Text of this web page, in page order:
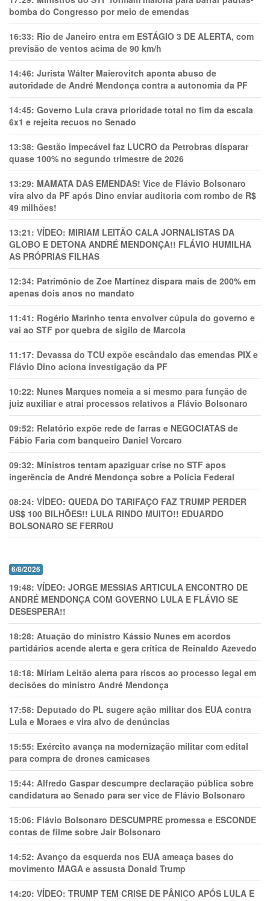
bomba do Congresso por meio de emendas
16:33: Rio de Janeiro entra em ESTÁGIO 3 DE ALERTA, com
previsão de ventos acima de 90 km/h
14:46: Jurista Wálter Maierovitch aponta abuso de
autoridade de André Mendonça contra a autonomia da PF
14:45: Governo Lula crava prioridade total no fim da escala
6x1 e rejeita recuos no Senado
13:38: Gestão impecável faz LUCRO da Petrobras disparar
quase 100% no segundo trimestre de 2026
13:29: MAMATA DAS EMENDAS! Vice de Flávio Bolsonaro
vira alvo da PF após Dino enviar auditoria com rombo de R$
49 milhões!
13:21: VÍDEO: MIRIAM LEITÃO CALA JORNALISTAS DA
GLOBO E DETONA ANDRÉ MENDONÇA!! FLÁVIO HUMILHA
AS PRÓPRIAS FILHAS
12:34: Patrimônio de Zoe Martínez dispara mais de 200% em
apenas dois anos no mandato
11:41: Rogério Marinho tenta envolver cúpula do governo e
vai ao STF por quebra de sigilo de Marcola
11:17: Devassa do TCU expõe escândalo das emendas PIX e
Flávio Dino aciona investigação da PF
10:22: Nunes Marques nomeia a si mesmo para função de
juiz auxiliar e atrai processos relativos a Flávio Bolsonaro
09:52: Relatório expõe rede de farras e NEGOCIATAS de
Fábio Faria com banqueiro Daniel Vorcaro
09:32: Ministros tentam apaziguar crise no STF apos
ingerência de André Mendonça sobre a Polícia Federal
08:24: VÍDEO: QUEDA DO TARIFAÇO FAZ TRUMP PERDER
US$ 100 BILHÕES!! LULA RINDO MUITO!! EDUARDO
BOLSONARO SE FERR0U
6/8/2026
19:48: VÍDEO: JORGE MESSIAS ARTICULA ENCONTRO DE
ANDRÉ MENDONÇA COM GOVERNO LULA E FLÁVIO SE
DESESPERA!!
18:28: Atuação do ministro Kássio Nunes em acordos
partidários acende alerta e gera crítica de Reinaldo Azevedo
18:18: Míriam Leitão alerta para riscos ao processo legal em
decisões do ministro André Mendonça
17:58: Deputado do PL sugere ação militar dos EUA contra
Lula e Moraes e vira alvo de denúncias
15:55: Exército avança na modernização militar com edital
para compra de drones camicases
15:44: Alfredo Gaspar descumpre declaração pública sobre
candidatura ao Senado para ser vice de Flávio Bolsonaro
15:06: Flávio Bolsonaro DESCUMPRE promessa e ESCONDE
contas de filme sobre Jair Bolsonaro
14:52: Avanço da esquerda nos EUA ameaça bases do
movimento MAGA e assusta Donald Trump
14:20: VÍDEO: TRUMP TEM CRlSE DE PÂNlCO APÓS LULA E